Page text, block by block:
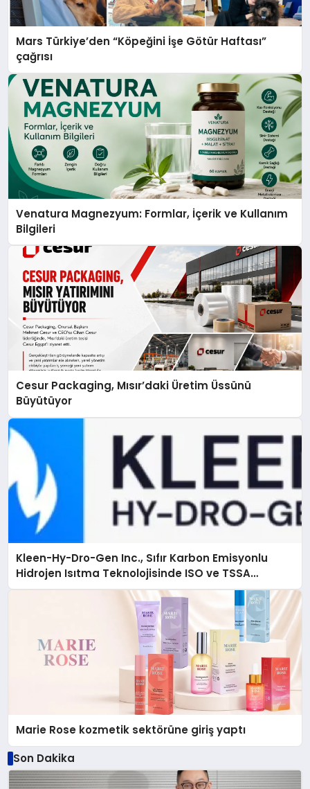
Mars Türkiye’den “Köpeğini İşe Götür Haftası”
çağrısı
Venatura Magnezyum: Formlar, İçerik ve Kullanım
Bilgileri
Cesur Packaging, Mısır’daki Üretim Üssünü
Büyütüyor
Kleen-Hy-Dro-Gen Inc., Sıfır Karbon Emisyonlu
Hidrojen Isıtma Teknolojisinde ISO ve TSSA
Düzenleyici Onaylarını Aldı
Marie Rose kozmetik sektörüne giriş yaptı
Son Dakika